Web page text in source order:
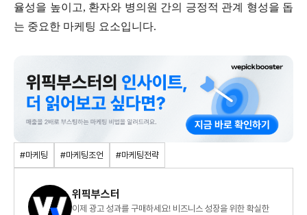
율성을 높이고, 환자와 병의원 간의 긍정적 관계 형성을 돕
는 중요한 마케팅 요소입니다.
#마케팅 #마케팅조언 #마케팅전략
위픽부스터
이제 광고 성과를 구매하세요! 비즈니스 성장을 위한 확실한